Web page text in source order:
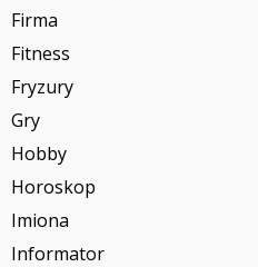
Firma
Fitness
Fryzury
Gry
Hobby
Horoskop
Imiona
Informator